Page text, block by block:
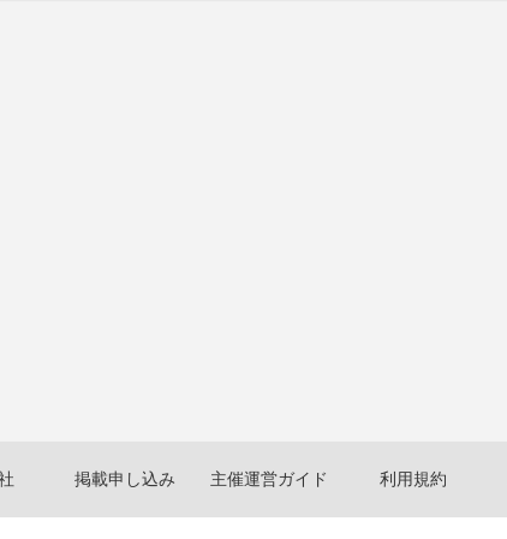
掲載申し込み 主催運営ガイド 利用規約